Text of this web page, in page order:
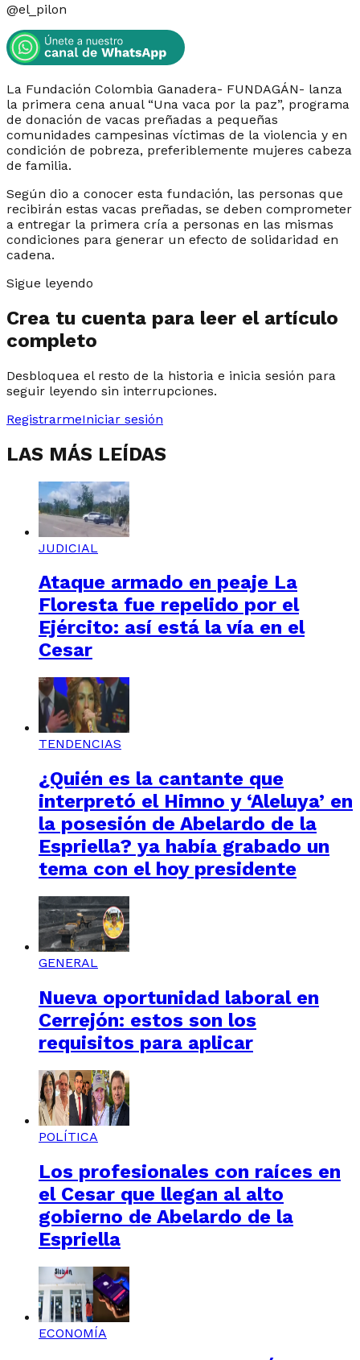
@el_pilon
La Fundación Colombia Ganadera- FUNDAGÁN- lanza
la primera cena anual “Una vaca por la paz”, programa
de donación de vacas preñadas a pequeñas
comunidades campesinas víctimas de la violencia y en
condición de pobreza, preferiblemente mujeres cabeza
de familia.
Según dio a conocer esta fundación, las personas que
recibirán estas vacas preñadas, se deben comprometer
a entregar la primera cría a personas en las mismas
condiciones para generar un efecto de solidaridad en
cadena.
Sigue leyendo
Crea tu cuenta para leer el artículo
completo
Desbloquea el resto de la historia e inicia sesión para
seguir leyendo sin interrupciones.
RegistrarmeIniciar sesión
LAS MÁS LEÍDAS
JUDICIAL
Ataque armado en peaje La
Floresta fue repelido por el
Ejército: así está la vía en el
Cesar
TENDENCIAS
¿Quién es la cantante que
interpretó el Himno y ‘Aleluya’ en
la posesión de Abelardo de la
Espriella? ya había grabado un
tema con el hoy presidente
GENERAL
Nueva oportunidad laboral en
Cerrejón: estos son los
requisitos para aplicar
POLÍTICA
Los profesionales con raíces en
el Cesar que llegan al alto
gobierno de Abelardo de la
Espriella
ECONOMÍA